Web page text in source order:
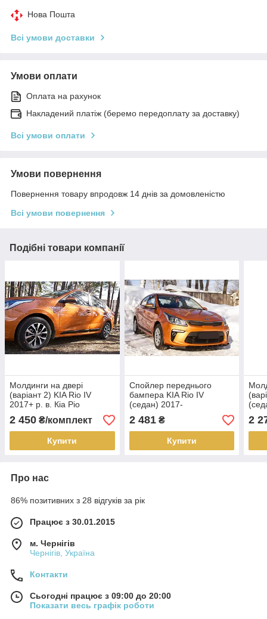
Нова Пошта
Всі умови доставки
Умови оплати
Оплата на рахунок
Накладений платіж (беремо передоплату за доставку)
Всі умови оплати
Умови повернення
Повернення товару впродовж 14 днів за домовленістю
Всі умови повернення
Подібні товари компанії
Молдинги на двері
(варіант 2) KIA Rio IV
2017+ р. в. Кіа Ріо
2 450 ₴/комплект
Купити
Спойлер переднього
бампера KIA Rio IV
(седан) 2017-
2 481₴
Купити
2
Про нас
86% позитивних з 28 відгуків за рік
Працює з 30.01.2015
м. Чернігів
Чернігів, Україна
Контакти
Сьогодні працює з 09:00 до 20:00
Показати весь графік роботи